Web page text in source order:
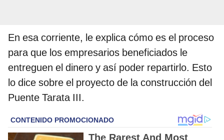
En esa corriente, le explica cómo es el proceso
para que los empresarios beneficiados le
entreguen el dinero y así poder repartirlo. Esto
lo dice sobre el proyecto de la construcción del
Puente Tarata III.